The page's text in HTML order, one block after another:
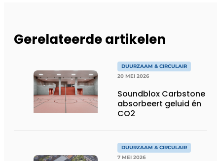
Gerelateerde artikelen
DUURZAAM & CIRCULAIR
20 MEI 2026
Soundblox Carbstone
absorbeert geluid én
CO2
DUURZAAM & CIRCULAIR
7 MEI 2026